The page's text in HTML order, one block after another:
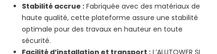
Stabilité accrue : Fabriquée avec des matériaux de
haute qualité, cette plateforme assure une stabilité
optimale pour des travaux en hauteur en toute
sécurité.
Facilité d’installation et transport : L’ALUTOWER SI